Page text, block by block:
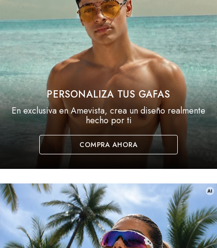
PERSONALIZA TUS GAFAS
En exclusiva en Amevista, crea un diseño realmente
hecho por ti
COMPRA AHORA